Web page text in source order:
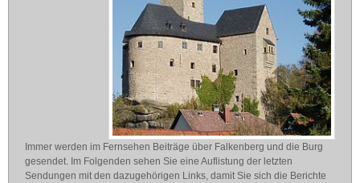
Immer werden im Fernsehen Beiträge über Falkenberg und die Burg
gesendet. Im Folgenden sehen Sie eine Auflistung der letzten
Sendungen mit den dazugehörigen Links, damit Sie sich die Berichte